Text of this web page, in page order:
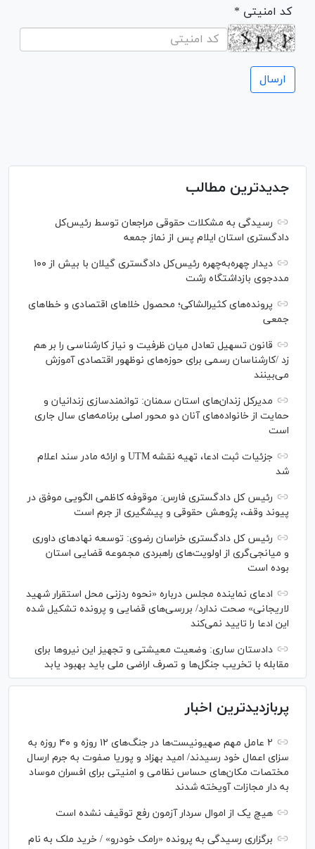
* کد امنیتی
جدیدترین مطالب
رسیدگی به مشکلات حقوقی مراجعان توسط رئیس‌کل
دادگستری استان ایلام پس از نماز جمعه
دیدار چهره‌به‌چهره رئیس‌کل دادگستری گیلان با بیش از ۱۰۰
مددجوی بازداشتگاه رشت
پرونده‌های کثیرالشاکی؛ محصول خلا‌های اقتصادی و خطا‌های
جمعی
قانون تسهیل تعادل میان ظرفیت و نیاز کارشناسی را بر هم
زد /کارشناسان رسمی برای حوزه‌های نوظهور اقتصادی آموزش
می‌بینند
مدیرکل زندان‌های استان سمنان: توانمندسازی زندانیان و
حمایت از خانواده‌های آنان دو محور اصلی برنامه‌های سال جاری
است
جزئیات ثبت ادعا، تهیه نقشه UTM و ارائه مادر سند اعلام
شد
رئیس کل دادگستری فارس: موقوفه کاظمی الگویی موفق در
پیوند وقف، پژوهش حقوقی و پیشگیری از جرم است
رئیس کل دادگستری خراسان رضوی: توسعه نهاد‌های داوری
و میانجی‌گری از اولویت‌های راهبردی مجموعه قضایی استان
بوده است
ادعای نماینده مجلس درباره «نحوه ردزنی محل استقرار شهید
لاریجانی» صحت ندارد/ بررسی‌های قضایی و پرونده تشکیل شده
این ادعا را تایید نمی‌کند
دادستان ساری: وضعیت معیشتی و تجهیز این نیرو‌ها برای
مقابله با تخریب جنگل‌ها و تصرف اراضی ملی باید بهبود یابد
پربازدیدترین اخبار
۲ عامل مهم صهیونیست‌ها در جنگ‌های ۱۲ روزه و ۴۰ روزه به
سزای اعمال خود رسیدند/ امید بهزاد و پوریا صفوت به جرم ارسال
مختصات مکان‌های حساس نظامی و امنیتی برای افسران موساد
به دار مجازات آویخته شدند
هیچ یک از اموال سردار آزمون رفع توقیف نشده است
برگزاری رسیدگی به پرونده «رامک خودرو» / خرید ملک به نام